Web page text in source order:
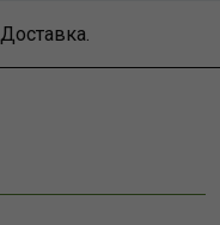
Доставка.